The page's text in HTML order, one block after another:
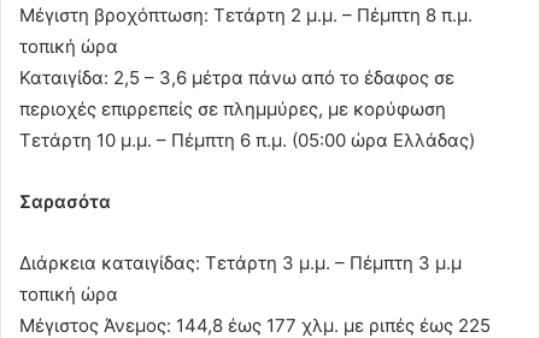
Μέγιστη βροχόπτωση: Τετάρτη 2 μ.μ. – Πέμπτη 8 π.μ.
τοπική ώρα
Καταιγίδα: 2,5 – 3,6 μέτρα πάνω από το έδαφος σε
περιοχές επιρρεπείς σε πλημμύρες, με κορύφωση
Τετάρτη 10 μ.μ. – Πέμπτη 6 π.μ. (05:00 ώρα Ελλάδας)
Σαρασότα
Διάρκεια καταιγίδας: Τετάρτη 3 μ.μ. – Πέμπτη 3 μ.μ
τοπική ώρα
Μέγιστος Άνεμος: 144,8 έως 177 χλμ. με ριπές έως 225